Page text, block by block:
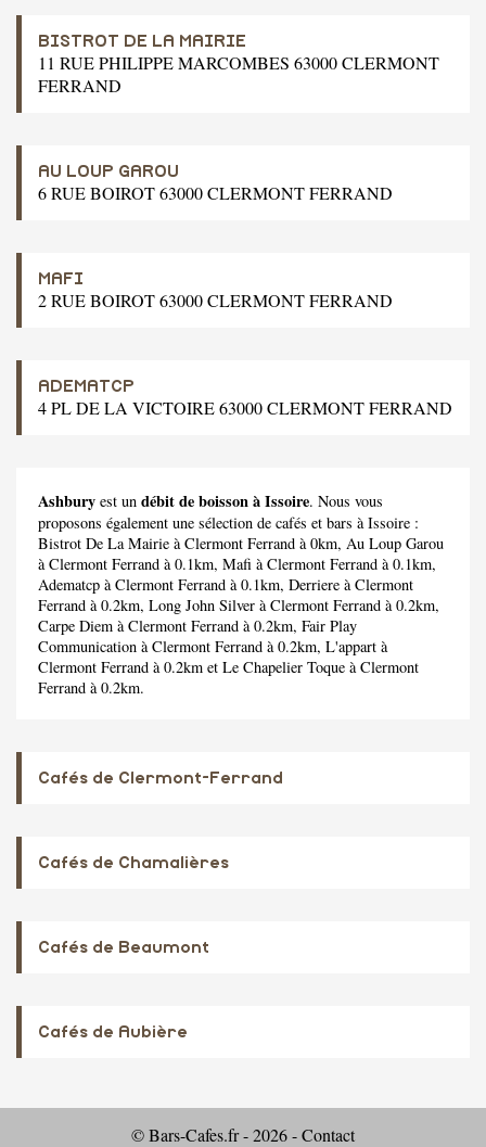
BISTROT DE LA MAIRIE
11 RUE PHILIPPE MARCOMBES 63000 CLERMONT
FERRAND
AU LOUP GAROU
6 RUE BOIROT 63000 CLERMONT FERRAND
MAFI
2 RUE BOIROT 63000 CLERMONT FERRAND
ADEMATCP
4 PL DE LA VICTOIRE 63000 CLERMONT FERRAND
Ashbury est un débit de boisson à Issoire. Nous vous
proposons également une sélection de cafés et bars à Issoire :
Bistrot De La Mairie à Clermont Ferrand à 0km, Au Loup Garou
à Clermont Ferrand à 0.1km, Mafi à Clermont Ferrand à 0.1km,
Adematcp à Clermont Ferrand à 0.1km, Derriere à Clermont
Ferrand à 0.2km, Long John Silver à Clermont Ferrand à 0.2km,
Carpe Diem à Clermont Ferrand à 0.2km, Fair Play
Communication à Clermont Ferrand à 0.2km, L'appart à
Clermont Ferrand à 0.2km et Le Chapelier Toque à Clermont
Ferrand à 0.2km.
Cafés de Clermont-Ferrand
Cafés de Chamalières
Cafés de Beaumont
Cafés de Aubière
© Bars-Cafes.fr - 2026 -Contact